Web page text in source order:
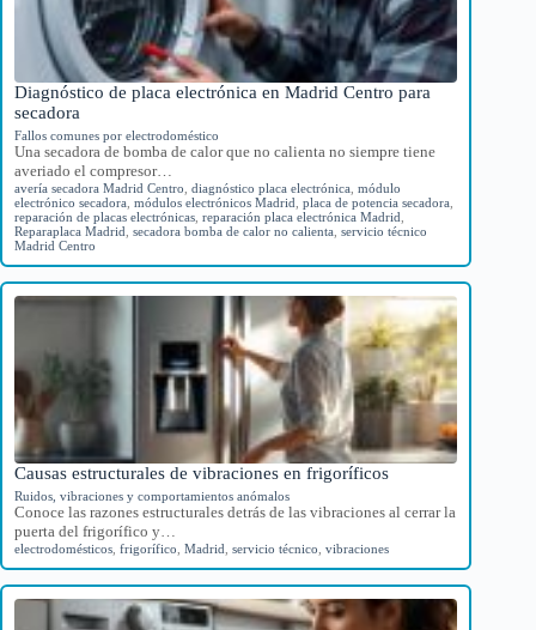
Diagnóstico de placa electrónica en Madrid Centro para
secadora
Fallos comunes por electrodoméstico
Una secadora de bomba de calor que no calienta no siempre tiene
averiado el compresor…
avería secadora Madrid Centro diagnóstico placa electrónica módulo
electrónico secadora módulos electrónicos Madrid placa de potencia secadora
reparación de placas electrónicas reparación placa electrónica Madrid
Reparaplaca Madrid
secadora bomba de calor no calienta servicio técnico
Madrid Centro
Causas estructurales de vibraciones en frigoríficos
Ruidos, vibraciones y comportamientos anómalos
Conoce las razones estructurales detrás de las vibraciones al cerrar la
puerta del frigorífico y…
electrodomésticos frigorífico Madrid servicio técnico vibraciones